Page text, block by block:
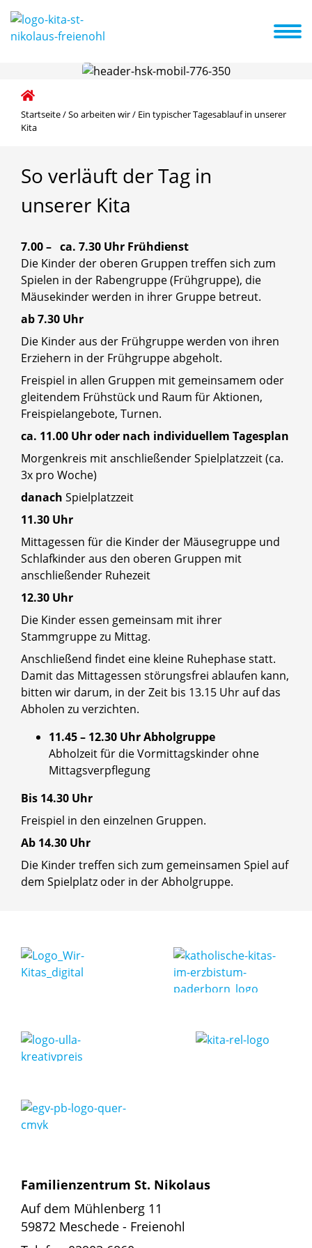
Das sind wirSo arbeiten wir Termine
Startseite/So arbeiten wir/ Ein typischer Tagesablauf in unserer
Kita
So verläuft derTag in
unserer Kita
7.00 – ca. 7.30 Uhr Frühdienst
Die Kinder der oberen Gruppen treffen sich zum
Spielen in der Rabengruppe (Frühgruppe), die
Mäusekinder werden in ihrer Gruppe betreut.
ab 7.30 Uhr
Die Kinder aus der Frühgruppe werden von ihren
Erziehern in der Frühgruppe abgeholt.
Freispiel in allen Gruppen mit gemeinsamem oder
gleitendem Frühstück und Raum für Aktionen,
Freispielangebote, Turnen.
ca. 11.00 Uhr oder nach individuellem Tagesplan
Morgenkreis mit anschließender Spielplatzzeit (ca.
3x pro Woche)
danach Spielplatzzeit
11.30 Uhr
Mittagessen für die Kinder der Mäusegruppe und
Schlafkinder aus den oberen Gruppen mit
anschließender Ruhezeit
12.30 Uhr
Die Kinder essen gemeinsam mit ihrer
Stammgruppe zu Mittag.
Anschließend findet eine kleine Ruhephase statt.
Damit das Mittagessen störungsfrei ablaufen kann,
bitten wir darum, in der Zeit bis 13.15 Uhr auf das
Abholen zu verzichten.
11.45 – 12.30 Uhr Abholgruppe
Abholzeit für die Vormittagskinder ohne
Mittagsverpflegung
Bis 14.30 Uhr
Freispiel in den einzelnen Gruppen.
Ab 14.30 Uhr
Die Kinder treffen sich zum gemeinsamen Spiel auf
dem Spielplatz oder in der Abholgruppe.
Familienzentrum St. Nikolaus
Auf dem Mühlenberg 11
59872 Meschede - Freienohl